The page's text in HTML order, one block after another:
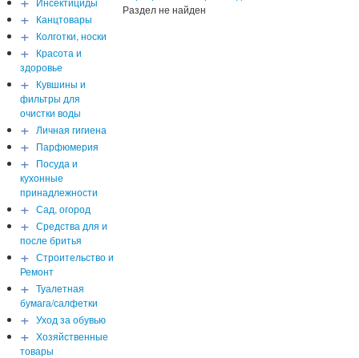
+ Канцтовары
+ Колготки, носки
+ Красота и
здоровье
+ Кувшины и
фильтры для
очистки воды
+ Личная гигиена
+ Парфюмерия
+ Посуда и
кухонные
принадлежности
+ Сад, огород
+ Средства для и
после бритья
+ Строительство и
Ремонт
+ Туалетная
бумага/салфетки
+ Уход за обувью
+ Хозяйственные
товары
Раздел не найден